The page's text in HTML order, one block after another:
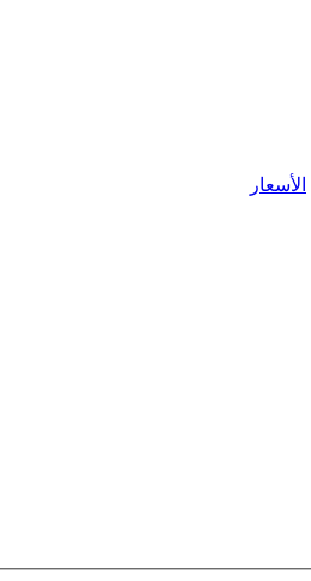
الأسعار